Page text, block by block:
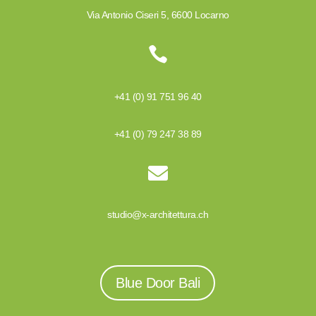
Via Antonio Ciseri 5, 6600 Locarno

+41 (0) 91 751 96 40
+41 (0) 79 247 38 89

studio@x-architettura.ch
Blue Door Bali